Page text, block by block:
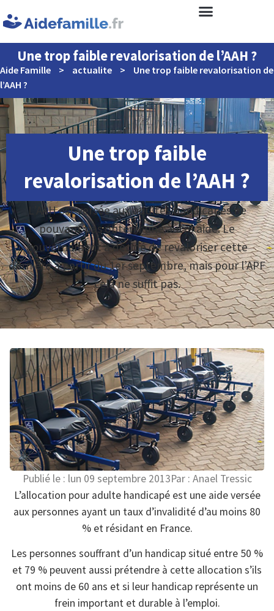
Une trop faible revalorisation de l’AAH ?
Aide Famille > actualite >
Une trop faible revalorisation de
l’AAH ?
Une trop faible
revalorisation de l’AAH ?
L’AAH est versée aux adultes handicapés ne
pouvant pas obtenir une autre aide. Le
gouvernement a décidé de revaloriser cette
dernière à partir du 1er septembre, mais pour l’APF
cela ne suffit pas.
Publié le : lun 09 septembre 2013Par : Anael Tressic
L’allocation pour adulte handicapé est une aide versée
aux personnes ayant un taux d’invalidité d’au moins 80
% et résidant en France.
Les personnes souffrant d’un handicap situé entre 50 %
et 79 % peuvent aussi prétendre à cette allocation s’ils
ont moins de 60 ans et si leur handicap représente un
frein important et durable à l’emploi.